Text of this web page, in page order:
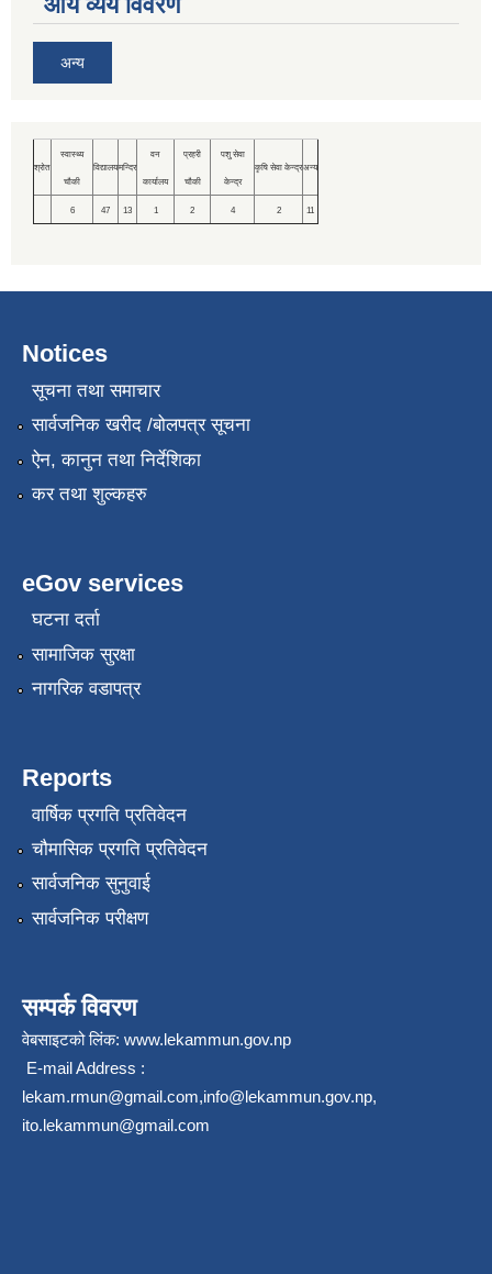
अन्य
श्रोत
स्वास्थ्य
चौकी
विद्यालयमन्दिर
वन
कार्यालय
प्रहरी
चौकी
पशु सेवा
केन्द्र
कृषि सेवा केन्द्रअन्य
6 47 13 1 2 4 2 11
Notices
सूचना तथा समाचार
सार्वजनिक खरीद /बोलपत्र सूचना
ऐन, कानुन तथा निर्देशिका
कर तथा शुल्कहरु
eGov services
घटना दर्ता
सामाजिक सुरक्षा
नागरिक वडापत्र
Reports
वार्षिक प्रगति प्रतिवेदन
चौमासिक प्रगति प्रतिवेदन
सार्वजनिक सुनुवाई
सार्वजनिक परीक्षण
सम्पर्क विवरण
वेबसाइटको लिंक: www.lekammun.gov.np
E-mail Address :
lekam.rmun@gmail.com,info@lekammun.gov.np,
ito.lekammun@gmail.com